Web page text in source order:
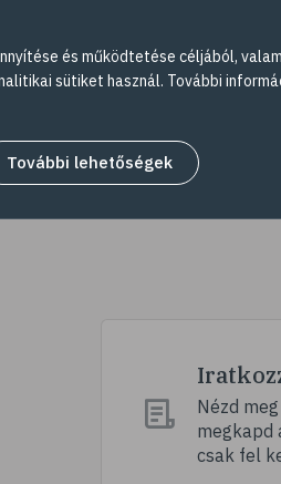
Nézd
megkapd
csak fel
és működtetése céljából,
sütiket használ. További
További lehetőségek